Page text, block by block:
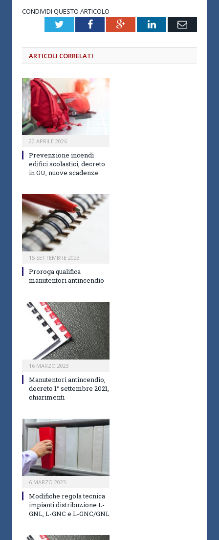
CONDIVIDI QUESTO ARTICOLO
TwitterFacebookGoogle+LinkedInEmail
ARTICOLI CORRELATI
20 APRILE 2026
Prevenzione incendi
edifici scolastici, decreto
in GU, nuove scadenze
15 SETTEMBRE 2023
Proroga qualifica
manutentori antincendio
16 MARZO 2023
Manutentori antincendio,
decreto 1° settembre 2021,
chiarimenti
6 MARZO 2023
Modifiche regola tecnica
impianti distribuzione L-
GNL, L-GNC e L-GNC/GNL